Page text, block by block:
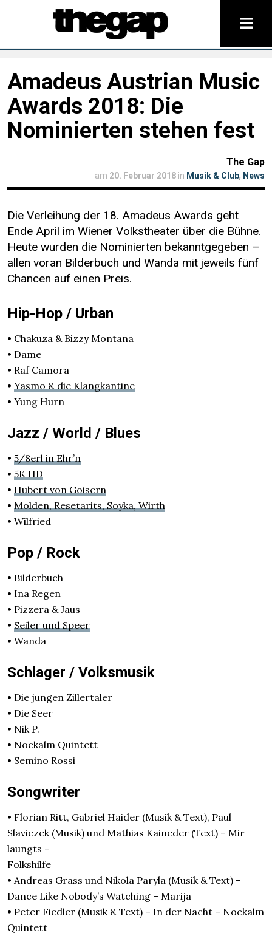
Amadeus Austrian Music
Awards 2018: Die
Nominierten stehen fest
The Gap
am 20. Februar 2018 in Musik & Club, News
Die Verleihung der 18. Amadeus Awards geht
Ende April im Wiener Volkstheater über die Bühne.
Heute wurden die Nominierten bekanntgegeben –
allen voran Bilderbuch und Wanda mit jeweils fünf
Chancen auf einen Preis.
Hip-Hop / Urban
• Chakuza & Bizzy Montana
• Dame
• Raf Camora
• Yasmo & die Klangkantine
• Yung Hurn
Jazz / World / Blues
• 5/8erl in Ehr’n
• 5K HD
• Hubert von Goisern
• Molden, Resetarits, Soyka, Wirth
• Wilfried
Pop / Rock
• Bilderbuch
• Ina Regen
• Pizzera & Jaus
• Seiler und Speer
• Wanda
Schlager / Volksmusik
• Die jungen Zillertaler
• Die Seer
• Nik P.
• Nockalm Quintett
• Semino Rossi
Songwriter
• Florian Ritt, Gabriel Haider (Musik & Text), Paul
Slaviczek (Musik) und Mathias Kaineder (Text) – Mir
laungts –
Folkshilfe
• Andreas Grass und Nikola Paryla (Musik & Text) –
Dance Like Nobody’s Watching – Marija
• Peter Fiedler (Musik & Text) – In der Nacht – Nockalm
Quintett